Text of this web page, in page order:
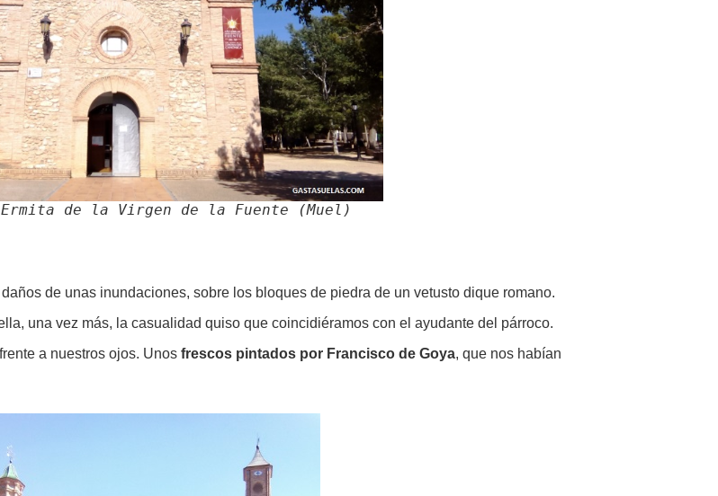
de la Virgen de la Fuente (Muel)
de unas inundaciones, sobre los bloques de piedra de un vetusto dique romano.
una vez más, la casualidad quiso que coincidiéramos con el ayudante del párroco.
a nuestros ojos. Unos frescos pintados por Francisco de Goya, que nos habían